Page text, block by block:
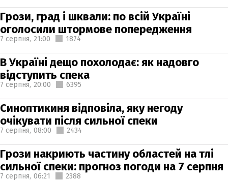
Грози, град і шквали: по всій Україні
оголосили штормове попередження
7 серпня, 21:00 1874
В Україні дещо похолодає: як надовго
відступить спека
7 серпня, 20:00 6395
Синоптикиня відповіла, яку негоду
очікувати після сильної спеки
7 серпня, 08:00 2434
Грози накриють частину областей на тлі
сильної спеки: прогноз погоди на 7 серпня
7 серпня, 06:21 2388